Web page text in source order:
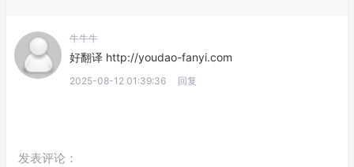
牛牛牛
好翻译 http://youdao-fanyi.com
2025-08-12 01:39:36 回复
发表评论：